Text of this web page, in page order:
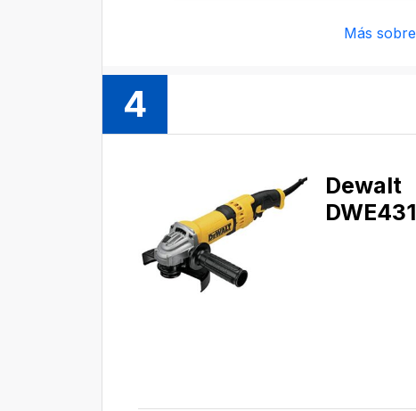
Más
4
Dewalt